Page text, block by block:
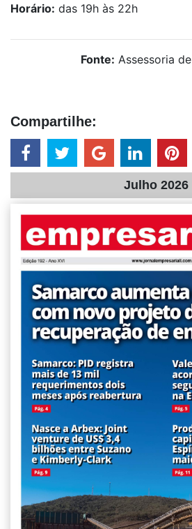
Horário: das 19h às 22h
Fonte: Assessoria
Compartilhe:
Julho 2026